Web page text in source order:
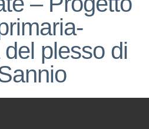
plesso di